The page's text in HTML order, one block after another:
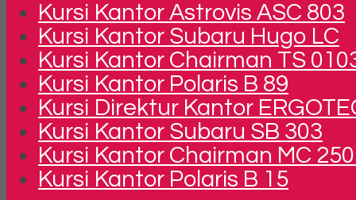
Kursi Kantor Astrovis ASC 803
Kursi Kantor Subaru Hugo LC
Kursi Kantor Chairman TS
Kursi Kantor Polaris B 89
Kursi Direktur Kantor
Kursi Kantor Subaru SB 303
Kursi Kantor Chairman MC
Kursi Kantor Polaris B 15